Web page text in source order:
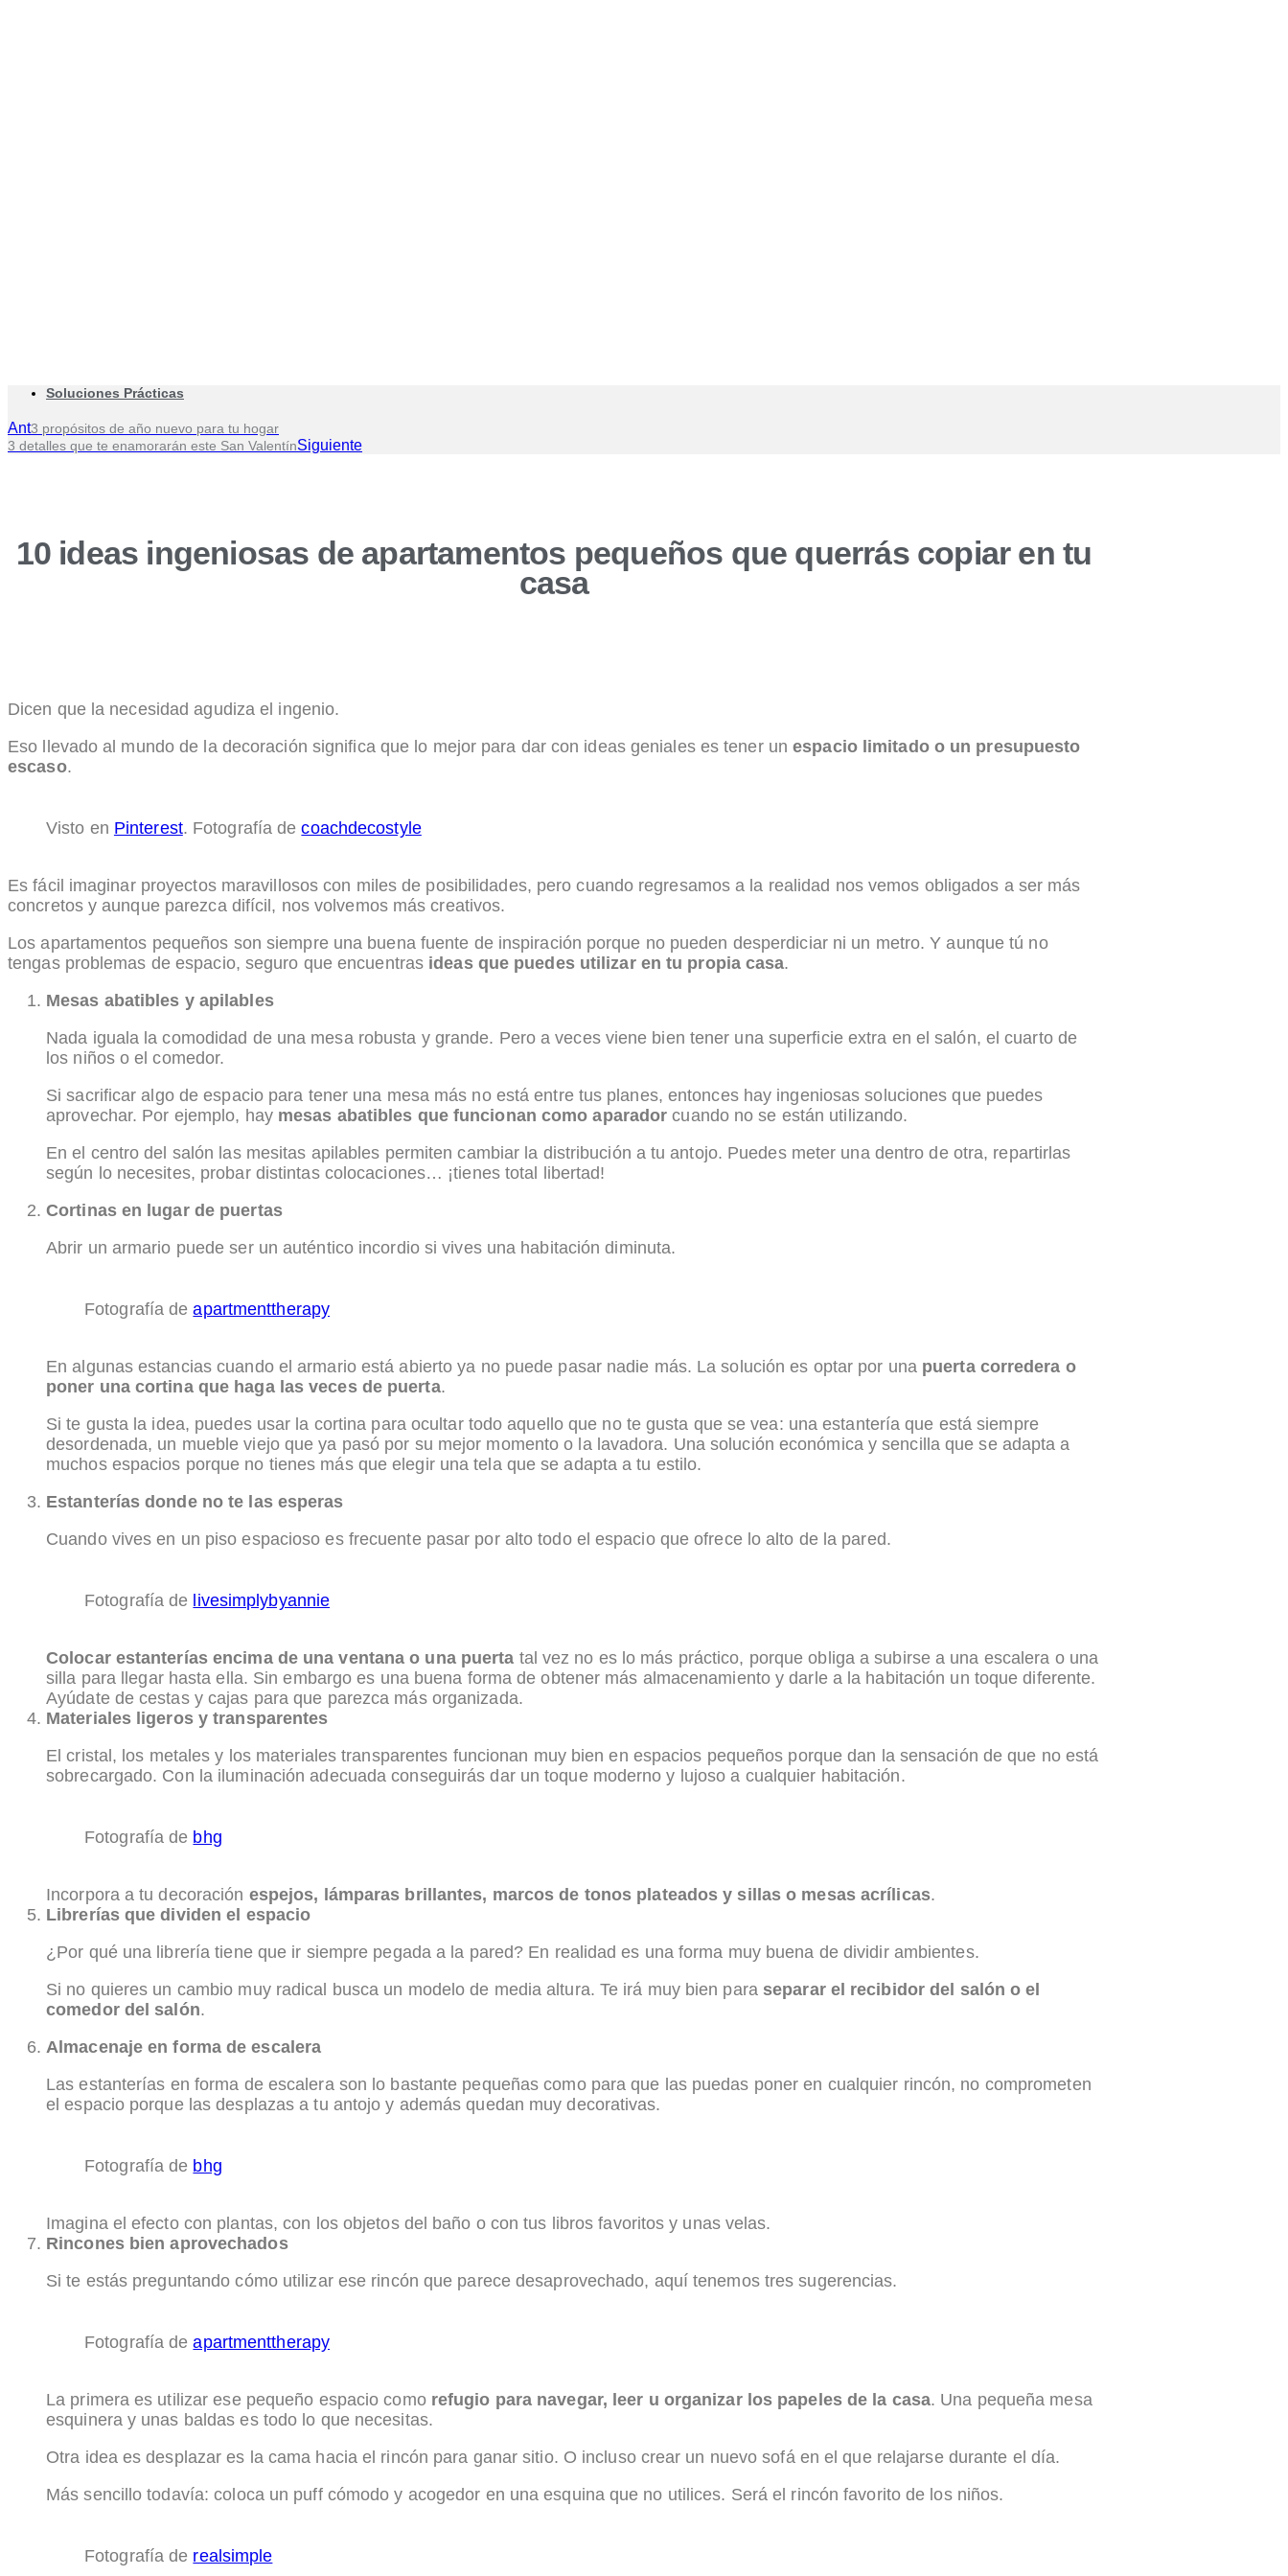
Soluciones Prácticas
Ant3 propósitos de año nuevo para tu hogar
3 detalles que te enamorarán este San ValentínSiguiente
10 ideas ingeniosas de apartamentos pequeños que querrás copiar en tu
casa
Dicen que la necesidad agudiza el ingenio.
Eso llevado al mundo de la decoración significa que lo mejor para dar con ideas geniales es tener unespacio limitado o un presupuesto
escaso.
Visto en Pinterest. Fotografía decoachdecostyle
Es fácil imaginar proyectos maravillosos con miles de posibilidades, pero cuando regresamos a la realidad nos vemos obligados a ser más
concretos y aunque parezca difícil, nos volvemos más creativos.
Los apartamentos pequeños son siempre una buena fuente de inspiración porque no pueden desperdiciar ni un metro. Y aunque tú no
tengas problemas de espacio, seguro que encuentras ideas que puedes utilizar en tu propia casa.
Mesas abatibles y apilables
Nada iguala la comodidad de una mesa robusta y grande. Pero a veces viene bien tener una superficie extra en el salón, el cuarto de
los niños o el comedor.
Si sacrificar algo de espacio para tener una mesa más no está entre tus planes, entonces hay ingeniosas soluciones que puedes
aprovechar. Por ejemplo, hay mesas abatibles que funcionan como aparador cuando no se están utilizando.
En el centro del salón las mesitas apilables permiten cambiar la distribución a tu antojo. Puedes meter una dentro de otra, repartirlas
según lo necesites, probar distintas colocaciones… ¡tienes total libertad!
Cortinas en lugar de puertas
Abrir un armario puede ser un auténtico incordio si vives una habitación diminuta.
Fotografía deapartmenttherapy
En algunas estancias cuando el armario está abierto ya no puede pasar nadie más. La solución es optar por una puerta corredera o
poner una cortina que haga las veces de puerta.
Si te gusta la idea, puedes usar la cortina para ocultar todo aquello que no te gusta que se vea: una estantería que está siempre
desordenada, un mueble viejo que ya pasó por su mejor momento o la lavadora. Una solución económica y sencilla que se adapta a
muchos espacios porque no tienes más que elegir una tela que se adapta a tu estilo.
Estanterías donde no te las esperas
Cuando vives en un piso espacioso es frecuente pasar por alto todo el espacio que ofrece lo alto de la pared.
Fotografía de livesimplybyannie
Colocar estanterías encima de una ventana o una puerta tal vez no es lo más práctico, porque obliga a subirse a una escalera o una
silla para llegar hasta ella. Sin embargo es una buena forma de obtener más almacenamiento y darle a la habitación un toque diferente.
Ayúdate de cestas y cajas para que parezca más organizada.
Materiales ligeros y transparentes
El cristal, los metales y los materiales transparentes funcionan muy bien en espacios pequeños porque dan la sensación de que no está
sobrecargado. Con la iluminación adecuada conseguirás dar un toque moderno y lujoso a cualquier habitación.
Fotografía de bhg
Incorpora a tu decoración espejos, lámparas brillantes, marcos de tonos plateados y sillas o mesas acrílicas.
Librerías que dividen el espacio
¿Por qué una librería tiene que ir siempre pegada a la pared? En realidad es una forma muy buena de dividir ambientes.
Si no quieres un cambio muy radical busca un modelo de media altura. Te irá muy bien para separar el recibidor del salón o el
comedor del salón.
Almacenaje en forma de escalera
Las estanterías en forma de escalera son lo bastante pequeñas como para que las puedas poner en cualquier rincón, no comprometen
el espacio porque las desplazas a tu antojo y además quedan muy decorativas.
Fotografía de bhg
Imagina el efecto con plantas, con los objetos del baño o con tus libros favoritos y unas velas.
Rincones bien aprovechados
Si te estás preguntando cómo utilizar ese rincón que parece desaprovechado, aquí tenemos tres sugerencias.
Fotografía deapartmenttherapy
La primera es utilizar ese pequeño espacio como refugio para navegar, leer u organizar los papeles de la casa. Una pequeña mesa
esquinera y unas baldas es todo lo que necesitas.
Otra idea es desplazar es la cama hacia el rincón para ganar sitio. O incluso crear un nuevo sofá en el que relajarse durante el día.
Más sencillo todavía: coloca un puff cómodo y acogedor en una esquina que no utilices. Será el rincón favorito de los niños.
Fotografía de realsimple